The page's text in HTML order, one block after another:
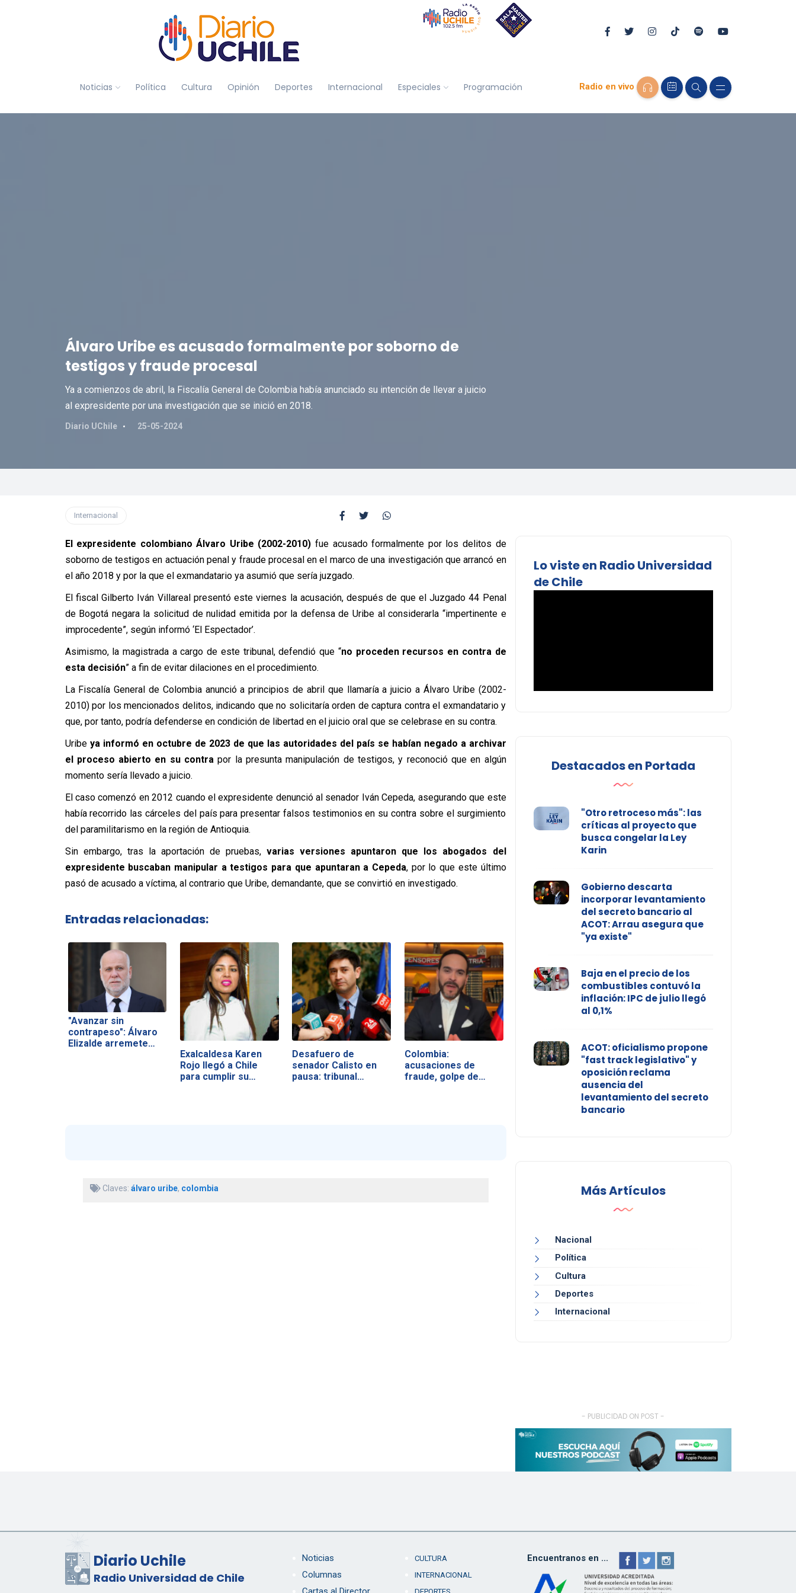
Noticias Política Cultura Opinión Deportes Internacional Especiales Programación Radio en vivo
Álvaro Uribe es acusado formalmente por soborno de
testigos y fraude procesal
Ya a comienzos de abril, la Fiscalía General de Colombia había anunciado su intención de llevar a juicio
al expresidente por una investigación que se inició en 2018.
Diario UChile 25-05-2024
Internacional
El expresidente colombiano Álvaro Uribe (2002-2010) fue acusado formalmente por los delitos de
soborno de testigos en actuación penal y fraude procesal en el marco de una investigación que arrancó en
el año 2018 y por la que el exmandatario ya asumió que sería juzgado.
El fiscal Gilberto Iván Villareal presentó este viernes la acusación, después de que el Juzgado 44 Penal
de Bogotá negara la solicitud de nulidad emitida por la defensa de Uribe al considerarla “impertinente e
improcedente”, según informó ‘El Espectador’.
Asimismo, la magistrada a cargo de este tribunal, defendió que “no proceden recursos en contra de
esta decisión” a fin de evitar dilaciones en el procedimiento.
La Fiscalía General de Colombia anunció a principios de abril que llamaría a juicio a Álvaro Uribe (2002-
2010) por los mencionados delitos, indicando que no solicitaría orden de captura contra el exmandatario y
que, por tanto, podría defenderse en condición de libertad en el juicio oral que se celebrase en su contra.
Uribe ya informó en octubre de 2023 de que las autoridades del país se habían negado a archivar
el proceso abierto en su contra por la presunta manipulación de testigos, y reconoció que en algún
momento sería llevado a juicio.
El caso comenzó en 2012 cuando el expresidente denunció al senador Iván Cepeda, asegurando que este
había recorrido las cárceles del país para presentar falsos testimonios en su contra sobre el surgimiento
del paramilitarismo en la región de Antioquia.
Sin embargo, tras la aportación de pruebas,varias versiones apuntaron que los abogados del
expresidente buscaban manipular a testigos para que apuntaran a Cepeda, por lo que este último
pasó de acusado a víctima, al contrario que Uribe, demandante, que se convirtió en investigado.
Entradas relacionadas:
"Avanzar sin
contrapeso": Álvaro
Elizalde arremete…
Exalcaldesa Karen
Rojo llegó a Chile
para cumplir su…
Desafuero de
senador Calisto en
pausa: tribunal…
Colombia:
acusaciones de
fraude, golpe de
Claves: álvaro uribe, colombia
Lo viste en Radio Universidad
de Chile
Destacados en Portada
"Otro retroceso más": las
críticas al proyecto que
busca congelar la Ley
Karin
Gobierno descarta
incorporar levantamiento
del secreto bancario al
ACOT: Arrau asegura que
"ya existe"
Baja en el precio de los
combustibles contuvó la
inflación: IPC de julio llegó
al 0,1%
ACOT: oficialismo propone
"fast track legislativo" y
oposición reclama
ausencia del
levantamiento del secreto
bancario
Más Artículos
Nacional
Política
Cultura
Deportes
Internacional
- PUBLICIDAD ON POST -
Diario Uchile
Radio Universidad de Chile
Noticias
Columnas
CULTURA
INTERNACIONAL
Encuentranos en ...